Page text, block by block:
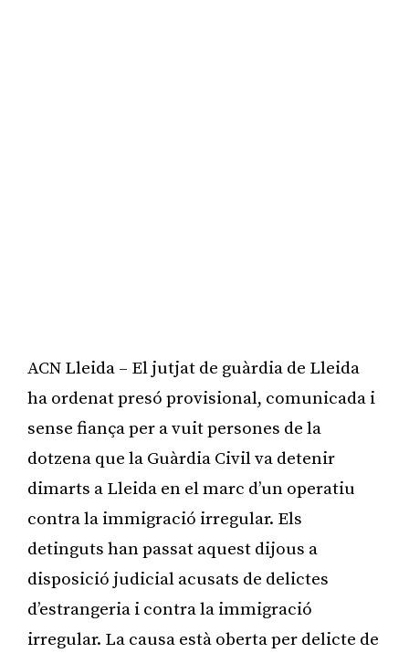
ACN Lleida – El jutjat de guàrdia de Lleida
ha ordenat presó provisional, comunicada i
sense fiança per a vuit persones de la
dotzena que la Guàrdia Civil va detenir
dimarts a Lleida en el marc d’un operatiu
contra la immigració irregular. Els
detinguts han passat aquest dijous a
disposició judicial acusats de delictes
d’estrangeria i contra la immigració
irregular. La causa està oberta per delicte de